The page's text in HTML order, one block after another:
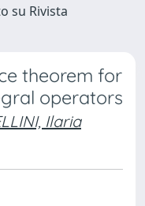
su Rivista
theorem for
operators
Ilaria